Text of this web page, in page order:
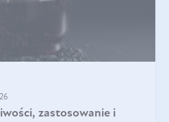
zastosowanie i